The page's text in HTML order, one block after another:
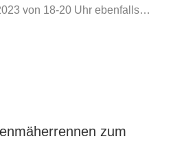
von 18-20 Uhr ebenfalls…
zum